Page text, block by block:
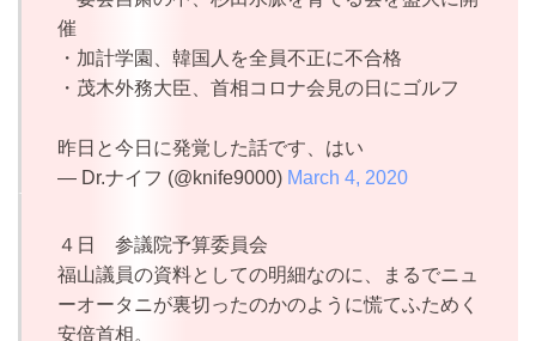
催
・加計学園、韓国人を全員不正に不合格
・茂木外務大臣、首相コロナ会見の日にゴルフ
昨日と今日に発覚した話です、はい
— Dr.ナイフ (@knife9000) March 4, 2020
４日 参議院予算委員会
福山議員の資料としての明細なのに、まるでニュ
ーオータニが裏切ったのかのように慌てふためく
安倍首相。